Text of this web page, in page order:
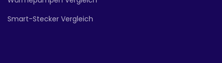
Smart-Stecker Vergleich